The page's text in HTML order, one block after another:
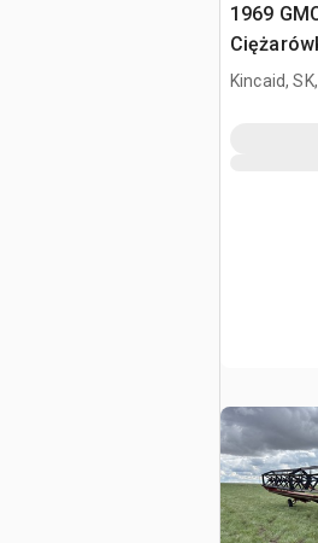
1969
zboża
Kincaid,